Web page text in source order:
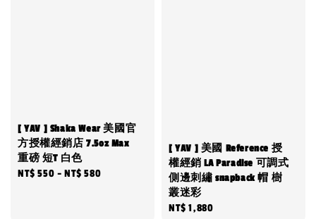
[ YAV ] Shaka Wear 美國官
方授權經銷店 7.5oz Max
重磅 短T 白色
Regular
NT$ 550 -NT$ 580
[ YAV ] 美國 Reference 授
權經銷 LA Paradise 可調式
側邊刺繡 snapback 帽 樹
叢迷彩
Regular
NT$ 1,880